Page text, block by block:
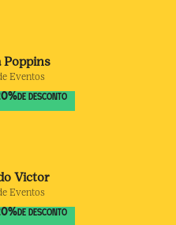
Poppins
Eventos
% DE DESCONTO
Victor
Eventos
% DE DESCONTO